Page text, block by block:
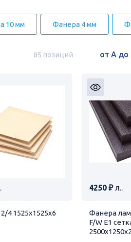
10 мм Фанера 4 мм
85 позиций
4 1525х1525х6
4250 ₽л..
Фанера
F/W E1